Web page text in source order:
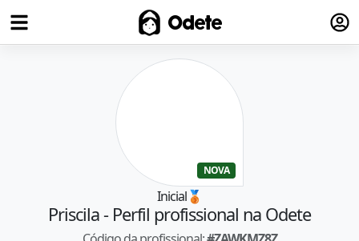
Odete
NOVA
Inicial🥉
Priscila- Perfil profissional na Odete